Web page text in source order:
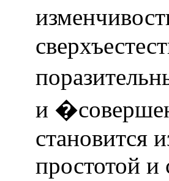
и
становится
простотой и